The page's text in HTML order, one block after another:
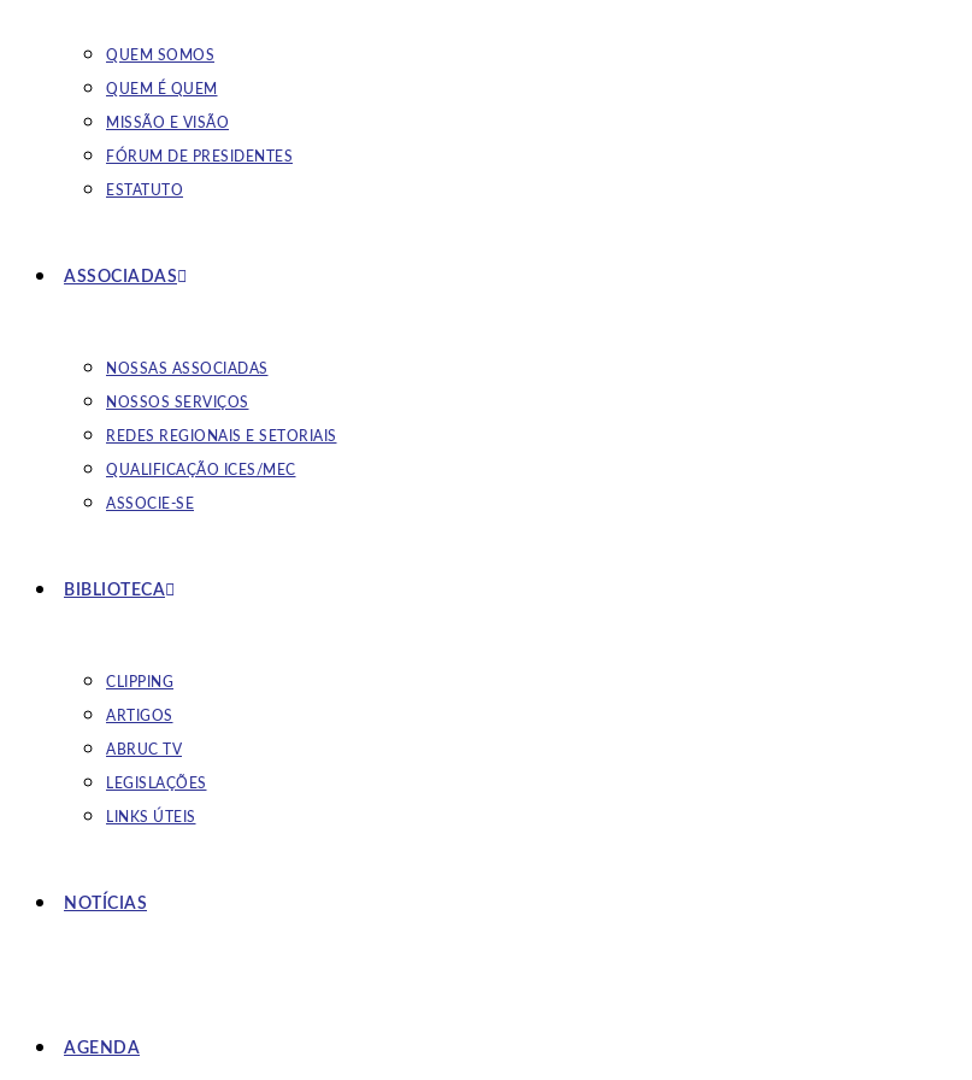
QUEM SOMOS
QUEM É QUEM
MISSÃO E VISÃO
FÓRUM DE PRESIDENTES
ESTATUTO
ASSOCIADAS
NOSSAS ASSOCIADAS
NOSSOS SERVIÇOS
REDES REGIONAIS E SETORIAIS
QUALIFICAÇÃO ICES/MEC
ASSOCIE-SE
BIBLIOTECA
CLIPPING
ARTIGOS
ABRUC TV
LEGISLAÇÕES
LINKS ÚTEIS
NOTÍCIAS
AGENDA